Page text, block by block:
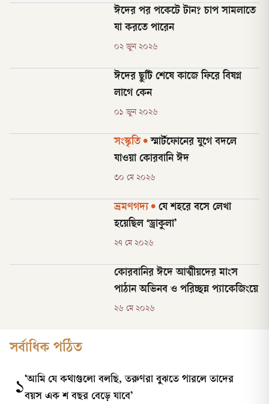
ঈদের পর পকেটে টান? চাপ সামলাতে
যা করতে পারেন
০২ জুন ২০২৬
ঈদের ছুটি শেষে কাজে ফিরে বিষণ্ন
লাগে কেন
০১ জুন ২০২৬
সংস্কৃতি • স্মার্টফোনের যুগে বদলে
যাওয়া কোরবানি ঈদ
৩০ মে ২০২৬
ভ্রমণগদ্য • যে শহরে বসে লেখা
হয়েছিল ‘ড্রাকুলা’
২৭ মে ২০২৬
কোরবানির ঈদে আত্মীয়দের মাংস
পাঠান অভিনব ও পরিচ্ছন্ন প্যাকেজিংয়ে
২৬ মে ২০২৬
সর্বাধিক পঠিত
১‘আমি যে কথাগুলো বলছি, তরুণরা বুঝতে পারলে তাদের
বয়স এক শ বছর বেড়ে যাবে’